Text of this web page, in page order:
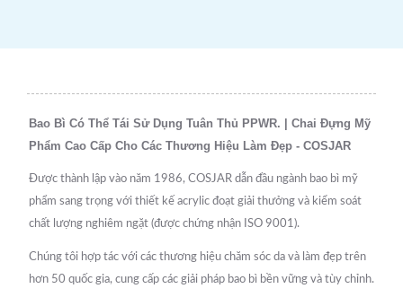
Bao Bì Có Thể Tái Sử Dụng Tuân Thủ PPWR. | Chai Đựng Mỹ
Phẩm Cao Cấp Cho Các Thương Hiệu Làm Đẹp - COSJAR
Được thành lập vào năm 1986, COSJAR dẫn đầu ngành bao bì mỹ
phẩm sang trọng với thiết kế acrylic đoạt giải thưởng và kiểm soát
chất lượng nghiêm ngặt (được chứng nhận ISO 9001).
Chúng tôi hợp tác với các thương hiệu chăm sóc da và làm đẹp trên
hơn 50 quốc gia, cung cấp các giải pháp bao bì bền vững và tùy chỉnh.